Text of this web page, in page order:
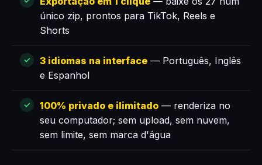
único zip, prontos para TikTok, Reels e
Shorts
3 idiomas na interface — Português, Inglês
e Espanhol
100% privado e ilimitado — renderiza no
seu computador; sem upload, sem nuvem,
sem limite, sem marca d'água